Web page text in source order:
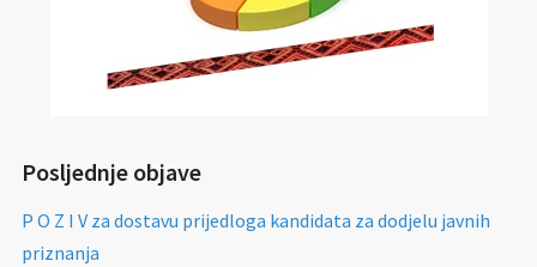
Posljednje objave
P O Z I V za dostavu prijedloga kandidata za dodjelu javnih
priznanja